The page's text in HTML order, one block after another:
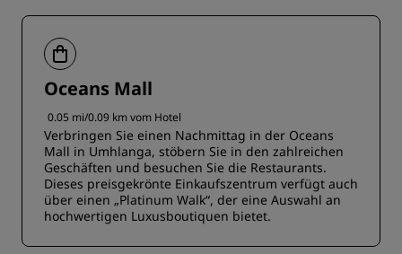
Oceans Mall
0.05 mi/0.09 km vom Hotel
Verbringen Sie einen Nachmittag in der Oceans
Mall in Umhlanga, stöbern Sie in den zahlreichen
Geschäften und besuchen Sie die Restaurants.
Dieses preisgekrönte Einkaufszentrum verfügt auch
über einen „Platinum Walk“, der eine Auswahl an
hochwertigen Luxusboutiquen bietet.